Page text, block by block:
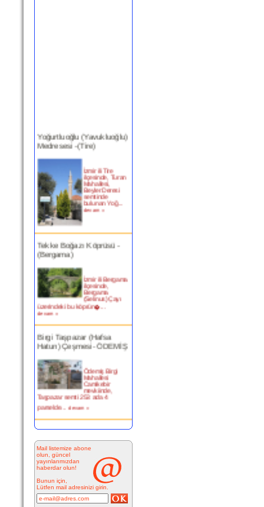
Medresesi -(Tire)
ilçesinde, Turan
Mahallesi,
Beyler Deresi
semtinde
bulunan Yoğ...
devam »
(Bergama)
ilçesinde,
Bergama
(Selinus) Çayı
üzerindeki bu köprün�...
devam »
Hatun) Çeşmesi- ÖDEMİŞ
Mahallesi
Camikebir
mevkiinde,
Taşpazar semti 253 ada 4
parselde... devam »
Resimde
görülen çeşme
İnkilap Caddesi
üzerinde yer
alan çarşı
bitiminde...
devam »
Mail listemize abone
olun, güncel
yayınlarımızdan
haberdar olun!
Bunun için,
Lütfen mail adresinizi girin.